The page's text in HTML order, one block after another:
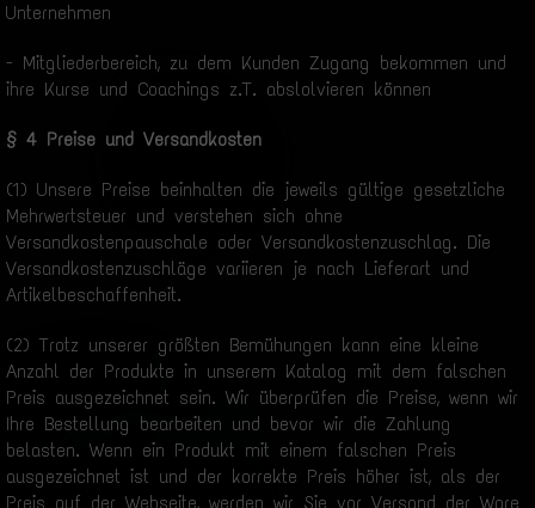
Unternehmen
- Mitgliederbereich, zu dem Kunden Zugang bekommen und
ihre Kurse und Coachings z.T. abslolvieren können
§ 4 Preise und Versandkosten
(1) Unsere Preise beinhalten die jeweils gültige gesetzliche
Mehrwertsteuer und verstehen sich ohne
Versandkostenpauschale oder Versandkostenzuschlag. Die
Versandkostenzuschläge variieren je nach Lieferart und
Artikelbeschaffenheit.
(2) Trotz unserer größten Bemühungen kann eine kleine
Anzahl der Produkte in unserem Katalog mit dem falschen
Preis ausgezeichnet sein. Wir überprüfen die Preise, wenn wir
Ihre Bestellung bearbeiten und bevor wir die Zahlung
belasten. Wenn ein Produkt mit einem falschen Preis
ausgezeichnet ist und der korrekte Preis höher ist, als der
Preis auf der Webseite, werden wir Sie vor Versand der Ware